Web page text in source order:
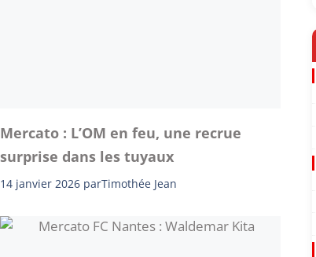
Mercato : L’OM en feu, une recrue
surprise dans les tuyaux
14 janvier 2026 parTimothée Jean